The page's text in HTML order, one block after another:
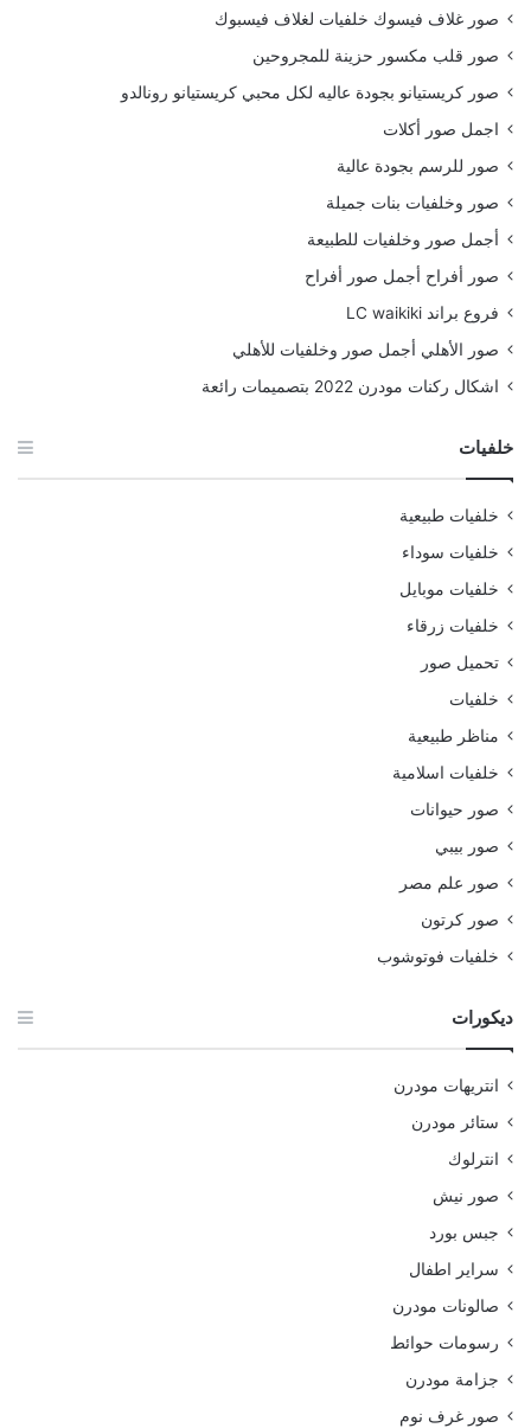
صور غلاف فيسوك خلفيات لغلاف فيسبوك
صور قلب مكسور حزينة للمجروحين
صور كريستيانو بجودة عاليه لكل محبي كريستيانو رونالدو
اجمل صور أكلات
صور للرسم بجودة عالية
صور وخلفيات بنات جميلة
أجمل صور وخلفيات للطبيعة
صور أفراح أجمل صور أفراح
فروع براند LC waikiki
صور الأهلي أجمل صور وخلفيات للأهلي
اشكال ركنات مودرن 2022 بتصميمات رائعة
خلفيات
خلفيات طبيعية
خلفيات سوداء
خلفيات موبايل
خلفيات زرقاء
تحميل صور
خلفيات
مناظر طبيعية
خلفيات اسلامية
صور حيوانات
صور بيبي
صور علم مصر
صور كرتون
خلفيات فوتوشوب
ديكورات
انتريهات مودرن
ستائر مودرن
انترلوك
صور نيش
جبس بورد
سراير اطفال
صالونات مودرن
رسومات حوائط
جزامة مودرن
صور غرف نوم